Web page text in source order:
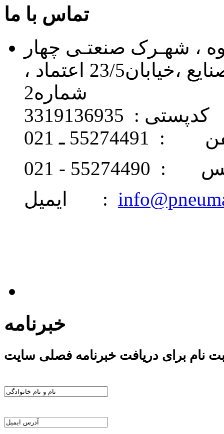
تماس با ما
، شهـرک صنعتـی چهار
دانگه ، خیابان 24 ، بلـوار صنایع ،خیابان23/5 اعتماد ،
شماره2
کدپستی : 3319136935
55274491 ـ 021
- 021
ایمیل :
خبرنامه
نام برای دریافت خبرنامه فصلی سایت